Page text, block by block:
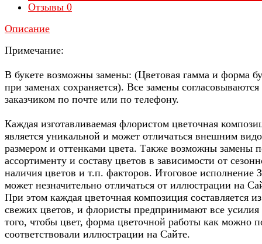
Отзывы 0
Описание
Примечание:
В букете возможны замены: (Цветовая гамма и форма
при заменах сохраняется). Все замены согласовываются
заказчиком по почте или по телефону.
Каждая изготавливаемая флористом цветочная
является уникальной и может отличаться внешним
размером и оттенками цвета. Также возможны замены
ассортименту и составу цветов в зависимости от
наличия цветов и т.п. факторов. Итоговое исполнение
может незначительно отличаться от иллюстрации на
При этом каждая цветочная композиция составляется из
свежих цветов, и флористы предпринимают все усилия
того, чтобы цвет, форма цветочной работы как можно
соответствовали иллюстрации на Сайте.